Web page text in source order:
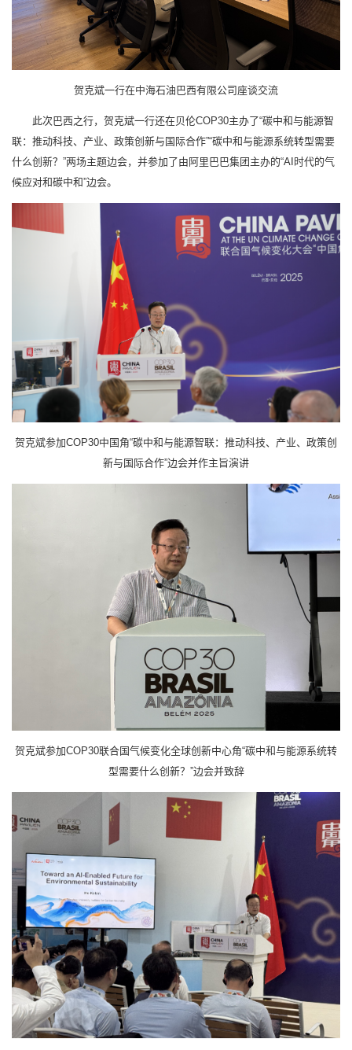
贺克斌一行在中海石油巴西有限公司座谈交流
此次巴西之行，贺克斌一行还在贝伦COP30主办了“碳中和与能源智
联：推动科技、产业、政策创新与国际合作”“碳中和与能源系统转型需要
什么创新？”两场主题边会，并参加了由阿里巴巴集团主办的“AI时代的气
候应对和碳中和”边会。
贺克斌参加COP30中国角“碳中和与能源智联：推动科技、产业、政策创
新与国际合作”边会并作主旨演讲
贺克斌参加COP30联合国气候变化全球创新中心角“碳中和与能源系统转
型需要什么创新？”边会并致辞